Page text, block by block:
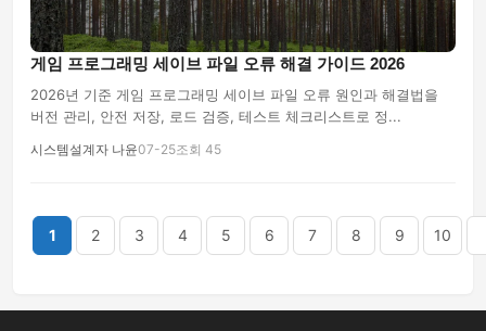
게임 프로그래밍 세이브 파일 오류 해결 가이드 2026
2026년 기준 게임 프로그래밍 세이브 파일 오류 원인과 해결법을
버전 관리, 안전 저장, 로드 검증, 테스트 체크리스트로 정...
시스템설계자 나윤07-25조회 45
1 2 3 4 5 6 7 8 9 10